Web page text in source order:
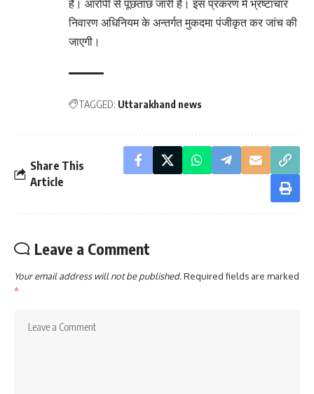
है। आरोपी से पूछताछ जारी है। इस प्रकरण में भ्रष्टाचार
निवारण अधिनियम के अन्तर्गत मुकदमा पंजीकृत कर जांच की
जाएगी।
TAGGED: Uttarakhand news
Share This
Article
Leave a Comment
Your email address will not be published.Required fields are marked
*